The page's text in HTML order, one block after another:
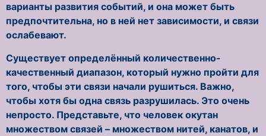
варианты развития событий, и она может быть
предпочтительна, но в ней нет зависимости, и связи
ослабевают.
Существует определённый количественно-
качественный диапазон, который нужно пройти для
того, чтобы эти связи начали рушиться. Важно,
чтобы хотя бы одна связь разрушилась. Это очень
непросто. Представьте, что человек окутан
множеством связей – множеством нитей, канатов, и